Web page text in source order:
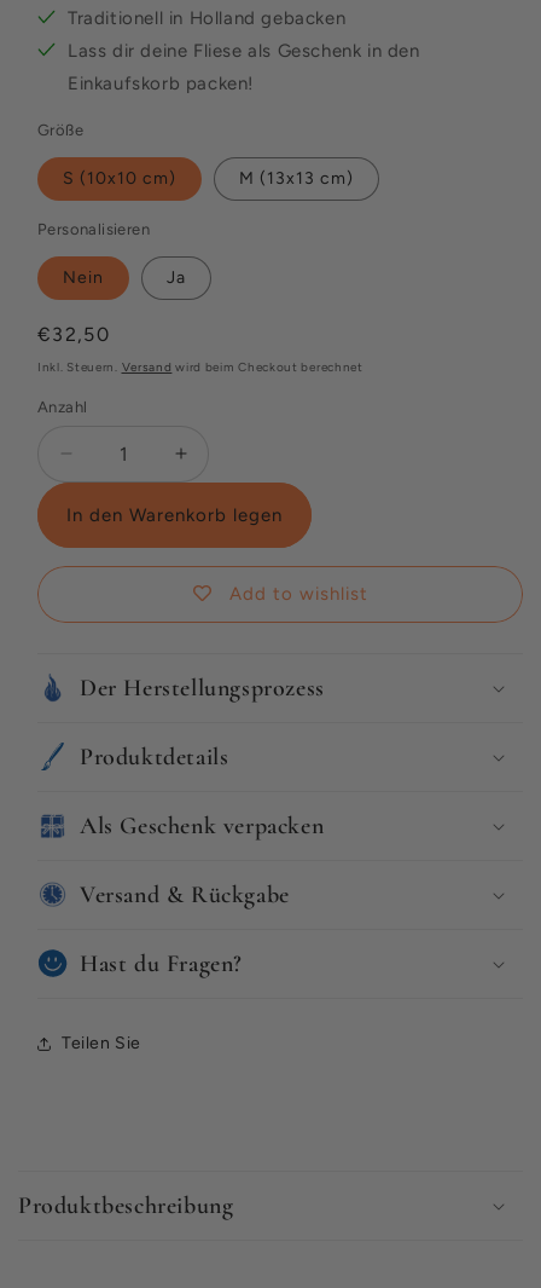
Traditionell in Holland gebacken
Lass dir deine Fliese als Geschenk in den
Einkaufskorb packen!
Größe
S (10x10 cm) M (13x13 cm)
Personalisieren
Nein Ja
Normaler
Preis
€32,50
Inkl. Steuern. Versand wird beim Checkout berechnet
Anzahl
Verringere
die
Menge
Traumfänger
Erhöhe
die
Menge
Traumfänger
In den Warenkorb legen
Add to wishlist
Der Herstellungsprozess
Produktdetails
Als Geschenk verpacken
Versand & Rückgabe
Hast du Fragen?
Teilen Sie
n
Produktbeschreibung